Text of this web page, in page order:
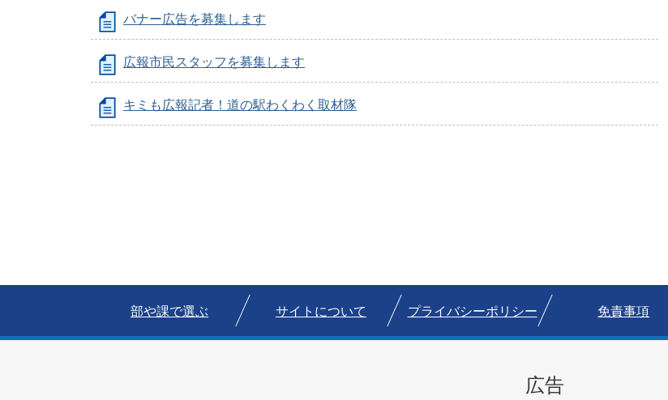
バナー広告を募集します
広報市民スタッフを募集します
キミも広報記者！道の駅わくわく取材隊
部や課で選ぶ サイトについて プライバシーポリシー 免責事項
広告